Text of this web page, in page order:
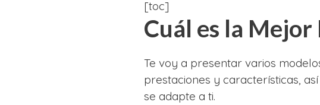
[toc]
Cuál es la
Te voy a presentar varios
prestaciones y características,
se adapte a ti.